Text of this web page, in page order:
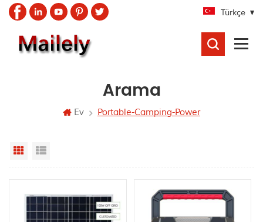
Türkçe
Arama
Ev Portable-Camping-Power
Grid View